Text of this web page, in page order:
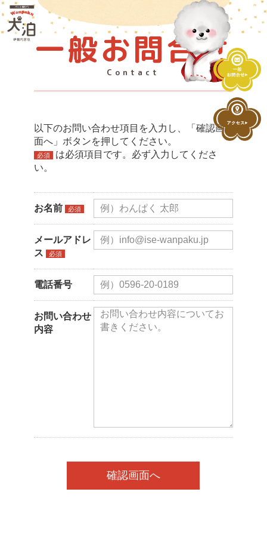
一般お問合せ
Contact
以下のお問い合わせ項目を入力し、「確認画
面へ」ボタンを押してください。
必須 は必須項目です。必ず入力してくださ
い。
お名前 必須
メールアドレ
ス
必須
電話番号
お問い合わせ
内容